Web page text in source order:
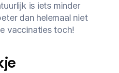
is iets minder
dan helemaal niet
vaccinaties toch!